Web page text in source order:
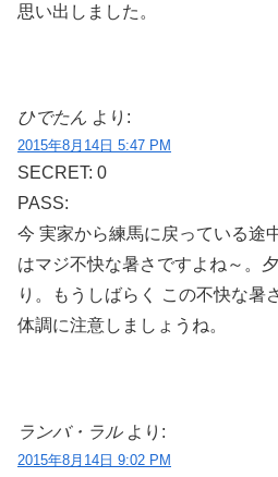
思い出しました。
ひでたん より:
2015年8月14日 5:47 PM
SECRET: 0
PASS:
今 実家から練馬に戻っている途
はマジ不快な暑さですよね～。
り。もうしばらく この不快な暑
体調に注意しましょうね。
ランバ・ラル より:
2015年8月14日 9:02 PM